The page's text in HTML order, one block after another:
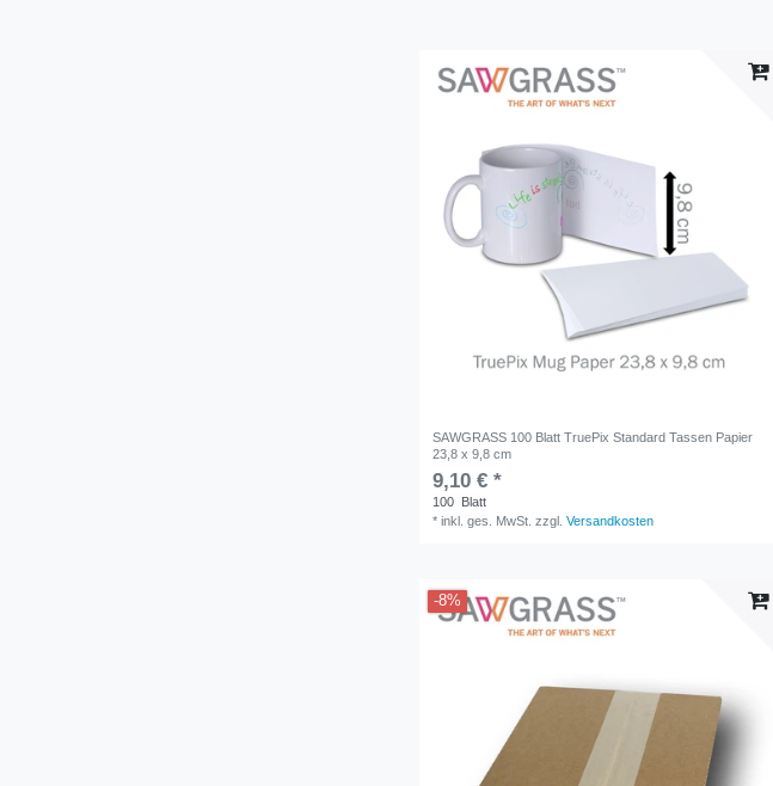
SAWGRASS 100 Blatt TruePix Standard Tassen Papier
23,8 x 9,8 cm
9,10 € *
100
Blatt
*inkl. ges. MwSt. zzgl.Versandkosten
-8%